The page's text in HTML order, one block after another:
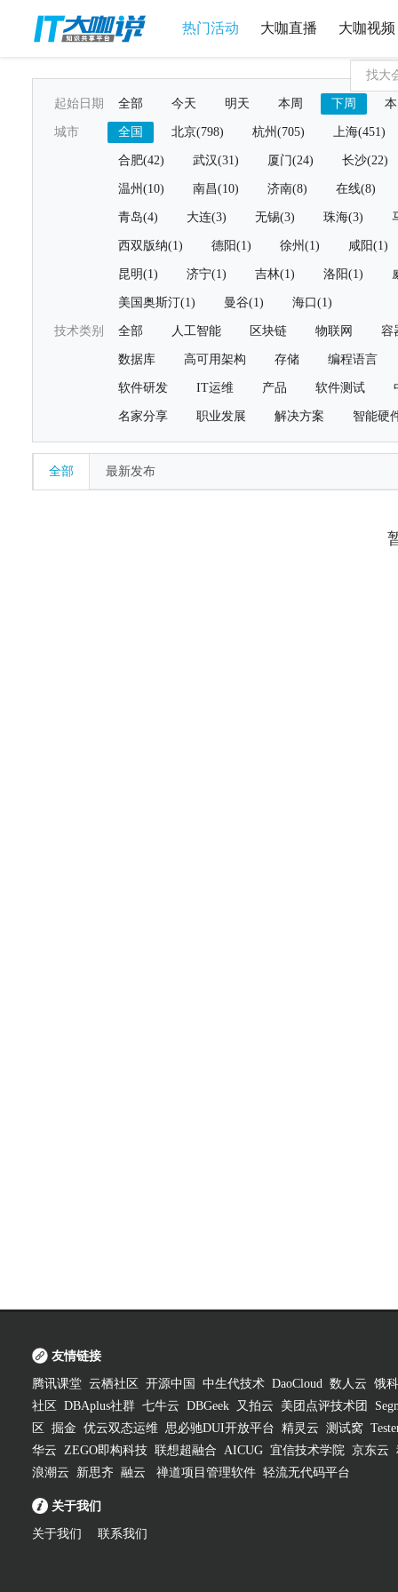
热门活动 大咖直播 大咖视频
起始日期 全部 今天 明天 本周 下周
城市 全国 北京(798) 杭州(705) 上海(451)
合肥(42) 武汉(31) 厦门(24) 长沙(22)
温州(10) 南昌(10) 济南(8) 在线(8)
青岛(4) 大连(3) 无锡(3) 珠海(3)
西双版纳(1) 德阳(1) 徐州(1) 咸阳(1)
昆明(1) 济宁(1) 吉林(1) 洛阳(1)
美国奥斯汀(1) 曼谷(1) 海口(1)
技术类别 全部 人工智能 区块链 物联网 容
数据库 高可用架构 存储 编程语言
软件研发 IT运维 产品 软件测试
名家分享 职业发展 解决方案 智能硬
全部 最新发布
友情链接
腾讯课堂 云栖社区 开源中国 中生代技术 DaoCloud 数人云 饿
社区
DBAplus社群 七牛云 DBGeek 又拍云 美团点评技术团
区
掘金 优云双态运维 思必驰DUI开放平台 精灵云 测试窝
华云 ZEGO即构科技 联想超融合 AICUG 宜信技术学院 京东云
浪潮云
新思齐 融云 禅道项目管理软件 轻流无代码平台
关于我们
关于我们 联系我们